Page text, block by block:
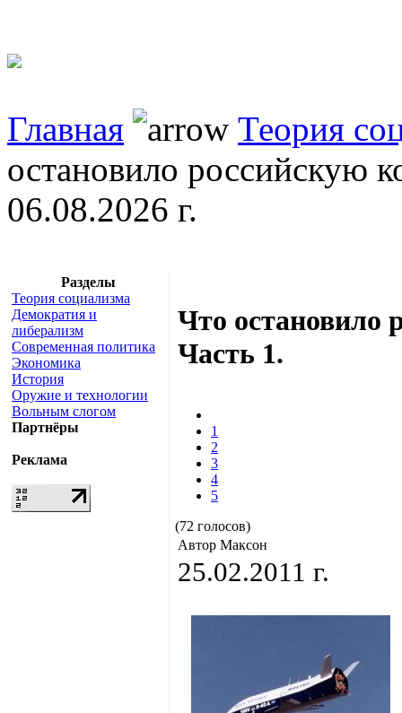
Главная
Теория
остановило российскую
06.08.2026 г.
Разделы
Теория социализма
Демократия и
либерализм
Современная политика
Экономика
История
Оружие и технологии
Вольным слогом
Партнёры
Реклама
Что остановило
Часть 1.
1
2
3
4
5
(72 голосов)
Автор Максон
25.02.2011 г.